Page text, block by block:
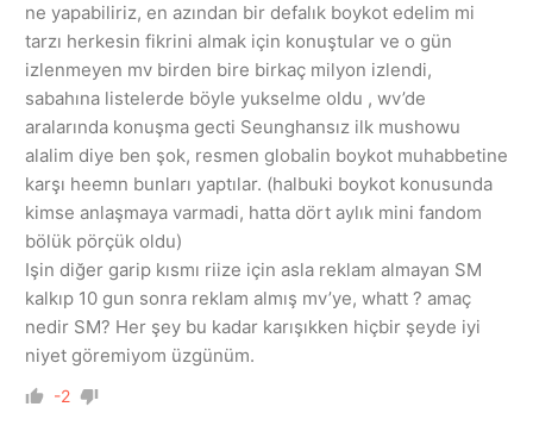
ne yapabiliriz, en azından bir defalık boykot edelim mi
tarzı herkesin fikrini almak için konuştular ve o gün
izlenmeyen mv birden bire birkaç milyon izlendi,
sabahına listelerde böyle yukselme oldu , wv’de
aralarında konuşma gecti Seunghansız ilk mushowu
alalim diye ben şok, resmen globalin boykot muhabbetine
karşı heemn bunları yaptılar. (halbuki boykot konusunda
kimse anlaşmaya varmadi, hatta dört aylık mini fandom
bölük pörçük oldu)
Işin diğer garip kısmı riize için asla reklam almayan SM
kalkıp 10 gun sonra reklam almış mv’ye, whatt ? amaç
nedir SM? Her şey bu kadar karışıkken hiçbir şeyde iyi
niyet göremiyom üzgünüm.
-2